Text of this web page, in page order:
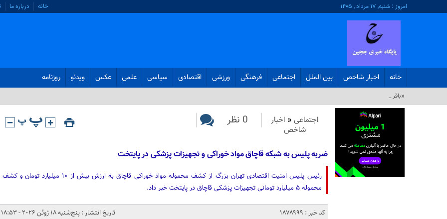
امروز : شنبه, ۱۷ مرداد , ۱۴۰۵ خانه درباره ما
خانه اخبار شاخص بین الملل اجتماعی فرهنگی ورزشی اقتصادی سیاسی علمی عکس ویدئو روزنامه
«باقر خرازی» به د_
اجتماعی « اخبار
شاخص
0 نظر
ضربه پلیس به شبکه قاچاق مواد خوراکی و تجهیزات پزشکی در پایتخت
رئیس پلیس امنیت اقتصادی تهران بزرگ از کشف محموله مواد خوراکی قاچاق به ارزش بیش از ۱۰ میلیارد تومان و کشف
محموله ۵ میلیارد تومانی تجهیزات پزشکی قاچاق در پایتخت خبر داد.
کد خبر : 1878999 تاریخ انتشار : پنج‌شنبه 18 ژوئن 2026 - 18:53